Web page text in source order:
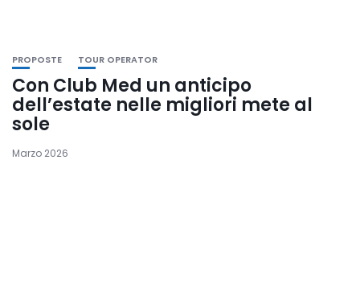
PROPOSTE TOUR OPERATOR
Con Club Med un anticipo
dell’estate nelle migliori mete al
sole
Marzo 2026